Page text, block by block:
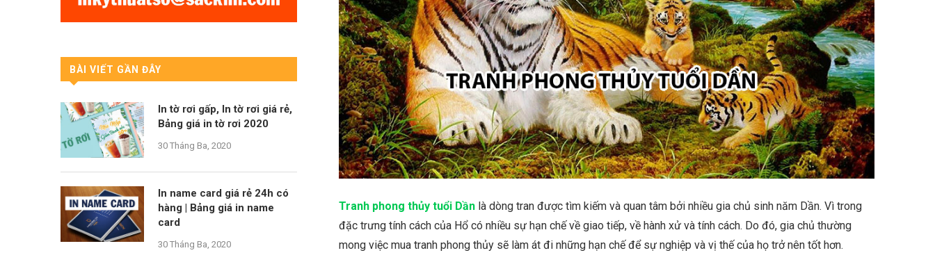
Tranh phong thủy tuổi Dần là dòng tran được tìm kiếm và quan tâm bởi nhiều gia chủ sinh năm Dần. Vì trong
đặc trưng tính cách của Hổ có nhiều sự hạn chế về giao tiếp, về hành xử và tính cách. Do đó, gia chủ thường
mong việc mua tranh phong thủy sẽ làm át đi những hạn chế để sự nghiệp và vị thế của họ trở nên tốt hơn.
BÀI VIẾT GẦN ĐÂY
In tờ rơi gấp, In tờ rơi giá rẻ,
Bảng giá in tờ rơi 2020
30 Tháng Ba, 2020
In name card giá rẻ 24h có
hàng | Bảng giá in name
card
30 Tháng Ba, 2020